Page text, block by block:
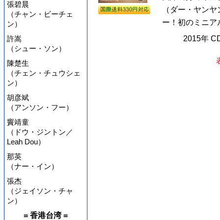
張碧晨
（チャン・ビーチェ
ン）
許嵩
（シュー・ソン）
陳楚生
（チェン・チュウシェ
ン）
胡彦斌
（アンソン・フー）
竇靖童
（ドウ・ジントン／
Leah Dou）
那英
（ナー・イン）
張杰
（ジェイソン・チャ
ン）
= 香港台湾 =
（ダー・ヤン
ー！初のミニア
2015年